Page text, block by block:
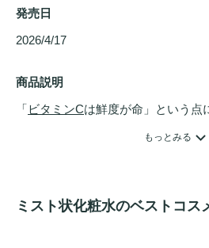
発売日
2026/4/17
商品説明
「ビタミンCは鮮度が命」という点
1. 純度98%の高純度ビタミンCパウ
もっとみる
ミスト状化粧水のベストコス